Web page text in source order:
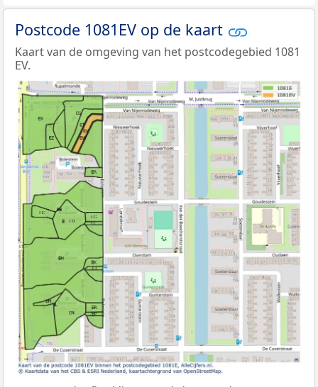
Postcode 1081EV op de kaart
Kaart van de omgeving van het postcodegebied 1081
EV.